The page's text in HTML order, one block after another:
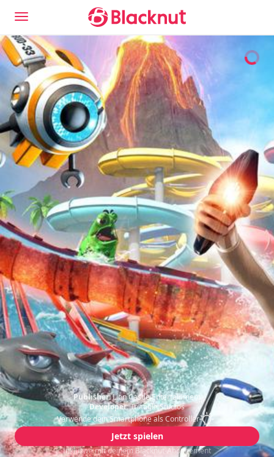
Publisher:Lion Castle Entertainment
Developer:Triangle Studios
Verwende dein Smartphone als Controller
Jetzt spielen
Inklusive mit deinem Blacknut-Abonnement